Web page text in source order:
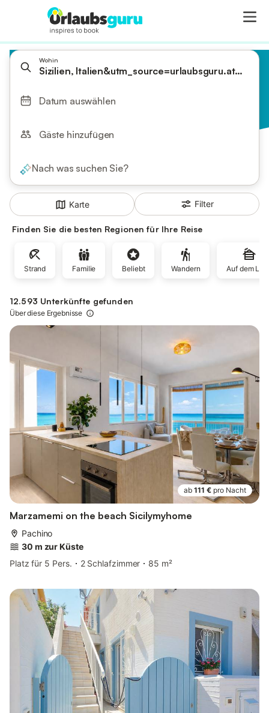
Wohin
Sizilien,
Datum auswählen
Gäste hinzufügen
Nach was suchen Sie?
Karte Filter
Finden Sie die besten Regionen für Ihre Reise
Strand Familie Beliebt Wandern Auf dem
12.593 Unterkünfte gefunden
Über diese Ergebnisse
ab 111 € pro Nacht
Marzamemi on the beach Sicilymyhome
Pachino
30 m zur Küste
Platz für 5 Pers.
2 Schlafzimmer 85 m²